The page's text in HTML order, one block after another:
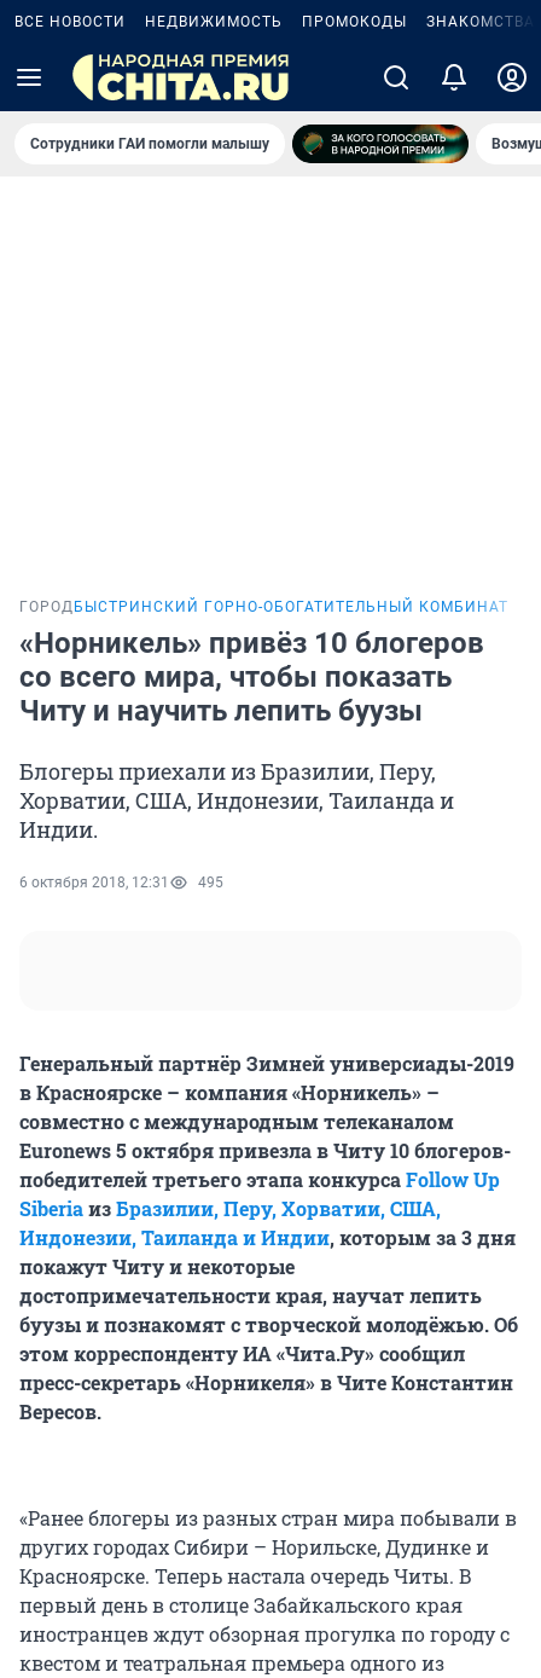
ВСЕ НОВОСТИ НЕДВИЖИМОСТЬ ПРОМОКОДЫ ЗНАКОМСТВА
Сотрудники ГАИ помогли малышу
ГОРОД БЫСТРИНСКИЙ ГОРНО-ОБОГАТИТЕЛЬНЫЙ КОМБИНАТ
«Норникель» привёз 10 блогеров
со всего мира, чтобы показать
Читу и научить лепить буузы
Блогеры приехали из Бразилии, Перу,
Хорватии, США, Индонезии, Таиланда и
Индии.
6 октября 2018, 12:31 495
Генеральный партнёр Зимней универсиады-2019
в Красноярске – компания «Норникель» –
совместно с международным телеканалом
Euronews 5 октября привезла в Читу 10 блогеров-
победителей третьего этапа конкурсаFollow Up
SiberiaизБразилии, Перу, Хорватии, США,
Индонезии, Таиланда и Индии, которым за 3 дня
покажут Читу и некоторые
достопримечательности края, научат лепить
буузы и познакомят с творческой молодёжью. Об
этом корреспонденту ИА «Чита.Ру» сообщил
пресс-секретарь «Норникеля» в Чите Константин
Вересов.
«Ранее блогеры из разных стран мира побывали в
других городах Сибири – Норильске, Дудинке и
Красноярске. Теперь настала очередь Читы. В
первый день в столице Забайкальского края
иностранцев ждут обзорная прогулка по городу с
квестом и театральная премьера одного из